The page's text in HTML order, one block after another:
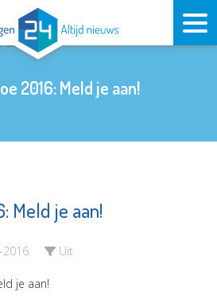
2016: Meld je aan!
Meld je aan!
2016 Uit